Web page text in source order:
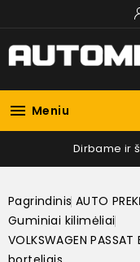
 Meniu
Dirbame ir
Pagrindinis AUTO
Guminiai kilimėliai
VOLKSWAGEN